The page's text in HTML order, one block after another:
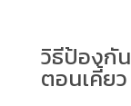
วิธีป้องกั
ตอนเคี้ยว